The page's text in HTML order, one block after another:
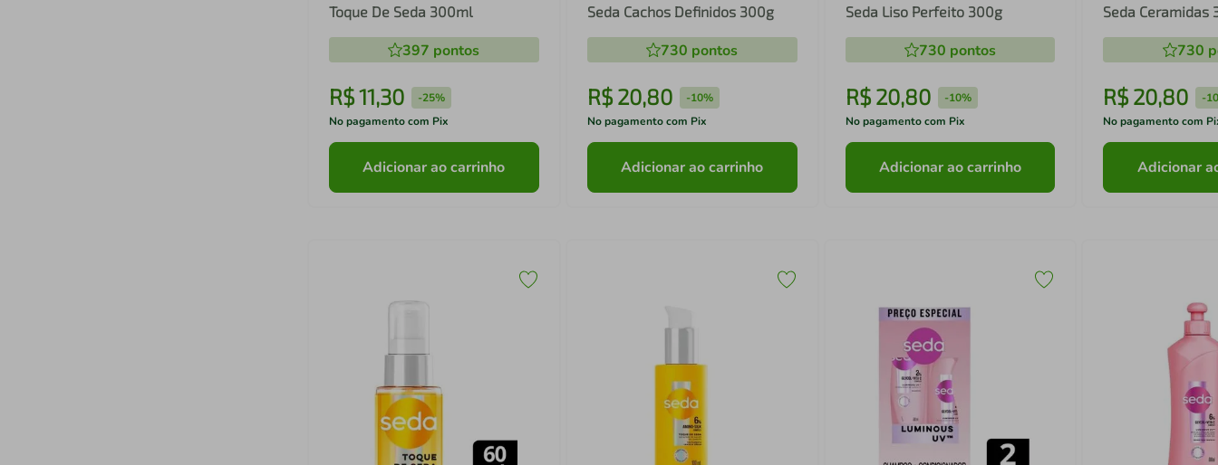
Toque De Seda 300ml
397 pontos
R$11,30 -25%
No pagamento com Pix
Adicionar ao carrinho
Seda Cachos Definidos 300g
730 pontos
R$ 20,80 -10%
No pagamento com Pix
Adicionar ao carrinho
Seda Liso Perfeito 300g
730 pontos
R$ 20,80 -10%
No pagamento com Pix
Adicionar ao carrinho
Seda Ceramidas
730
R$20,80 -
No pagamento com
Adicionar